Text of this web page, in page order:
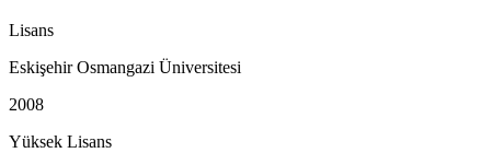
Lisans
Eskişehir Osmangazi Üniversitesi
2008
Yüksek Lisans